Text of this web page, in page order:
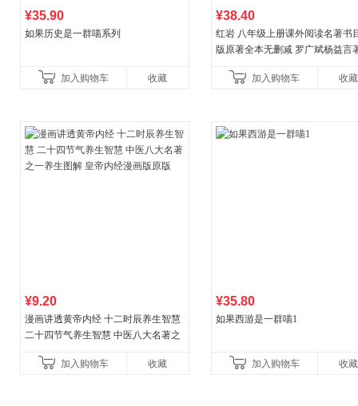
¥35.90
如果历史是一群喵系列
加入购物车 收藏
¥38.40
红岩 八年级上册课外阅读名著书
版原著全本无删减 罗广斌杨益言
国青年出版社加入购物车 收藏
¥9.20
漫画讲透黄帝内经 十二时辰养生智慧
二十四节气养生智慧 中医八大名著之
加入购物车
收藏
¥35.80
如果西游是一群喵1
加入购物车 收藏